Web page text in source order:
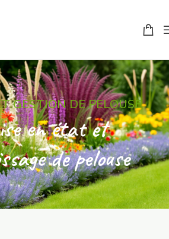
GESTION DE PELOUSE
en état et
de pelouse